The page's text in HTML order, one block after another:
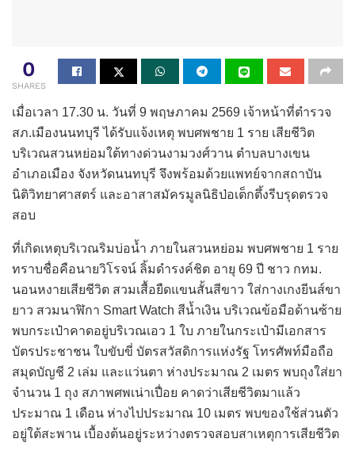
0
SHARES
เมื่อเวลา 17.30 น. วันที่ 9 พฤษภาคม 2569 เจ้าหน้าที่ตำรวจ
สภ.เมืองนนทบุรี ได้รับแจ้งเหตุ พบศพชาย 1 ราย เสียชีวิต
บริเวณสวนหย่อมใต้ทางด่วนงามวงศ์วาน ตำบลบางเขน
อำเภอเมือง จังหวัดนนทบุรี จึงพร้อมด้วยแพทย์จากสถาบัน
นิติวิทยาศาสตร์ และอาสาสมัครมูลนิธิป่อเต็กตึ้งรีบรุดตรวจ
สอบ
ที่เกิดเหตุบริเวณริมบ่อน้ำ ภายในสวนหย่อม พบศพชาย 1 ราย
ทราบชื่อคือนายวิโรจน์ ลิ้มดำรงค์ชิต อายุ 69 ปี ชาว กทม.
นอนหงายเสียชีวิต สวมเสื้อยืดแขนสั้นสีขาว ใส่กางเกงยีนส์ขา
ยาว สวมนาฬิกา Smart Watch สีน้ำเงิน บริเวณข้อมือด้านซ้าย
พบกระเป๋าคาดอยู่บริเวณเอว 1 ใบ ภายในกระเป๋ามีเอกสาร
บัตรประชาชน ใบขับขี่ บัตรสวัสดิการแห่งรัฐ โทรศัพท์มือถือ
สมุดบัญชี 2 เล่ม และแว่นตา ห่างประมาณ 2 เมตร พบถุงใส่ยา
จำนวน 1 ถุง สภาพศพเน่าเปื่อย คาดว่าเสียชีวิตมาแล้ว
ประมาณ 1 เดือน ห่างไปประมาณ 10 เมตร พบของใช้ส่วนตัว
อยู่ใต้สะพาน เบื้องต้นอยู่ระหว่างตรวจสอบสาเหตุการเสียชีวิต